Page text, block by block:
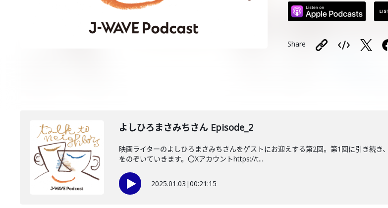
Share
よしひろまさみちさん Episode_2
映画ライターのよしひろまさみちさんをゲストにお迎えする第2回。第1回に引き続
をのぞいていきます。〇Xアカウントhttps://t...
2025.01.03 |00:21:15